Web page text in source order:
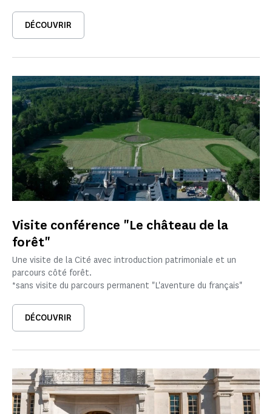
DÉCOUVRIR
Visite conférence "Le château de la
forêt"
Une visite de la Cité avec introduction patrimoniale et un
parcours côté forêt.
*sans visite du parcours permanent "L'aventure du français"
DÉCOUVRIR